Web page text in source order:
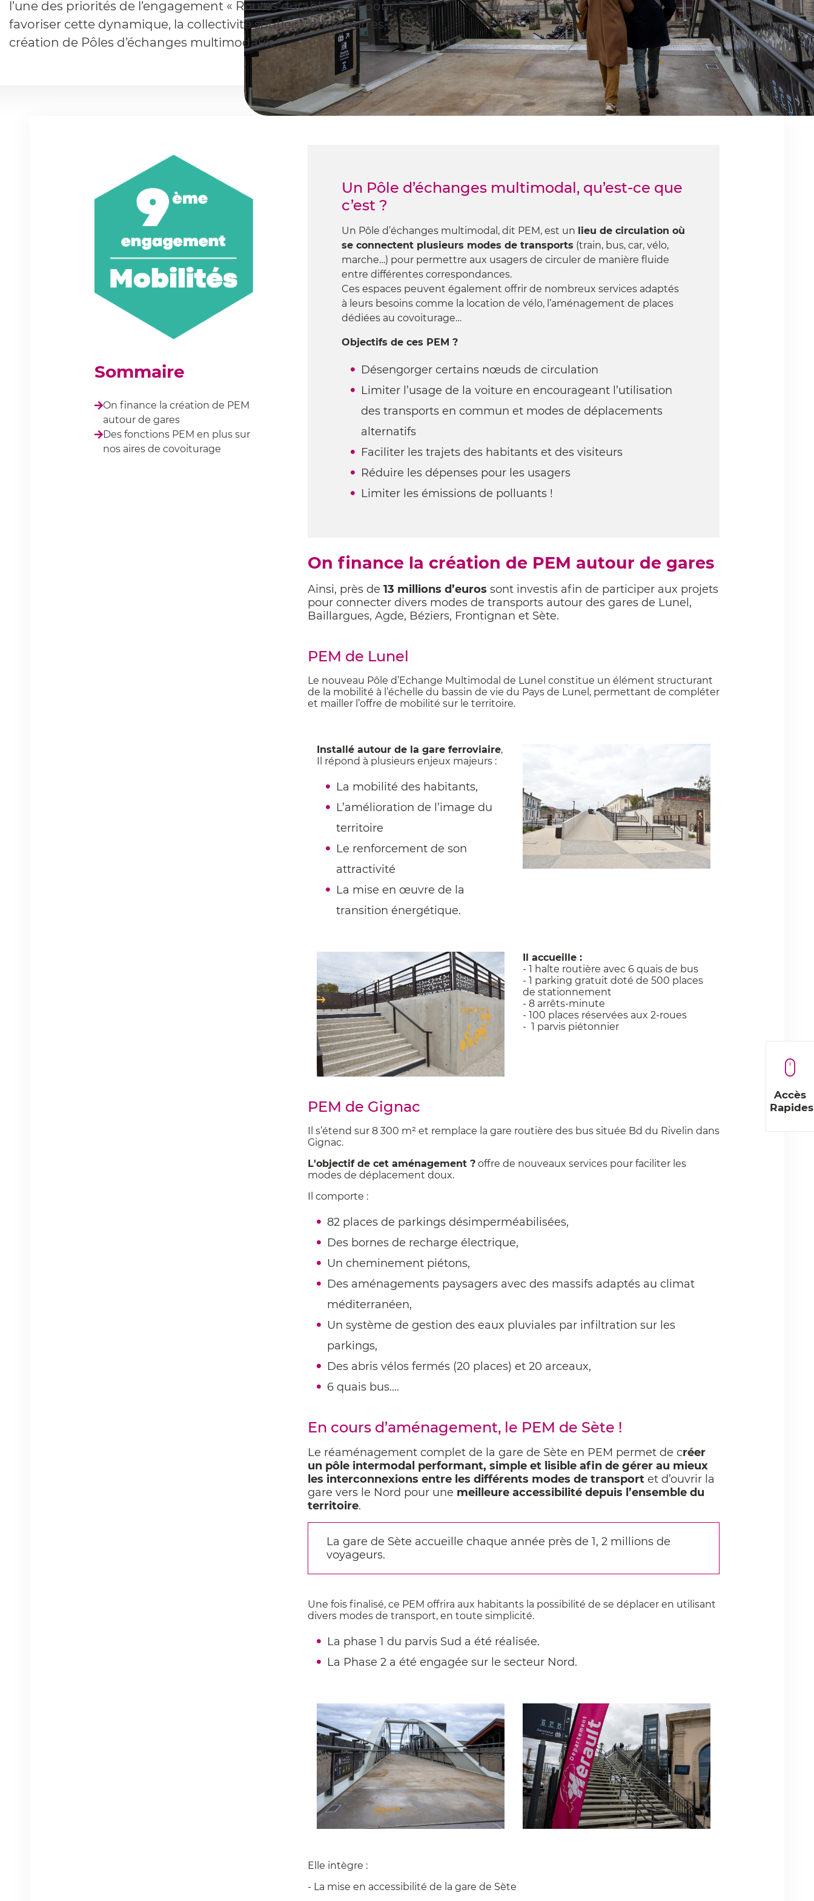
Accès
Rapides
l’une des priorités de l’engagement « Routes durables ». Et pour
favoriser cette dynamique, la collectivité soutient, entre autres, la
création de Pôles d’échanges multimodaux.
Sommaire
On finance la création de PEM
autour de gares
Des fonctions PEM en plus sur
nos aires de covoiturage
Un Pôle d’échanges multimodal, qu’est-ce que
c’est ?
Un Pôle d’échanges multimodal, dit PEM, est un lieu de circulation où
se connectent plusieurs modes de transports (train, bus, car, vélo,
marche…) pour permettre aux usagers de circuler de manière fluide
entre différentes correspondances.
Ces espaces peuvent également offrir de nombreux services adaptés
à leurs besoins comme la location de vélo, l’aménagement de places
dédiées au covoiturage…
Objectifs de ces PEM ?
Désengorger certains nœuds de circulation
Limiter l’usage de la voiture en encourageant l’utilisation
des transports en commun et modes de déplacements
alternatifs
Faciliter les trajets des habitants et des visiteurs
Réduire les dépenses pour les usagers
Limiter les émissions de polluants !
On finance la création de PEM autour de gares
Ainsi, près de 13 millions d’euros sont investis afin de participer aux projets
pour connecter divers modes de transports autour des gares de Lunel,
Baillargues, Agde, Béziers, Frontignan et Sète.
PEM de Lunel
Le nouveau Pôle d’Echange Multimodal de Lunel constitue un élément structurant
de la mobilité à l’échelle du bassin de vie du Pays de Lunel, permettant de compléter
et mailler l’offre de mobilité sur le territoire.
Installé autour de la gare ferroviaire,
Il répond à plusieurs enjeux majeurs :
La mobilité des habitants,
L’amélioration de l’image du
territoire
Le renforcement de son
attractivité
La mise en œuvre de la
transition énergétique.
Il accueille :
- 1 halte routière avec 6 quais de bus
- 1 parking gratuit doté de 500 places
de stationnement
- 8 arrêts-minute
- 100 places réservées aux 2-roues
- 1 parvis piétonnier
PEM de Gignac
Il s’étend sur 8 300 m² et remplace la gare routière des bus située Bd du Rivelin dans
Gignac.
L'objectif de cet aménagement ?offre de nouveaux services pour faciliter les
modes de déplacement doux.
Il comporte :
82 places de parkings désimperméabilisées,
Des bornes de recharge électrique,
Un cheminement piétons,
Des aménagements paysagers avec des massifs adaptés au climat
méditerranéen,
Un système de gestion des eaux pluviales par infiltration sur les
parkings,
Des abris vélos fermés (20 places) et 20 arceaux,
6 quais bus....
En cours d’aménagement, le PEM de Sète !
Le réaménagement complet de la gare de Sète en PEM permet de créer
un pôle intermodal performant, simple et lisible afin de gérer au mieux
les interconnexions entre les différents modes de transportet d’ouvrir la
gare vers le Nord pour une meilleure accessibilité depuis l’ensemble du
territoire.
La gare de Sète accueille chaque année près de 1, 2 millions de
voyageurs.
Une fois finalisé, ce PEM offrira aux habitants la possibilité de se déplacer en utilisant
divers modes de transport, en toute simplicité.
La phase 1 du parvis Sud a été réalisée.
La Phase 2 a été engagée sur le secteur Nord.
Elle intègre :
- La mise en accessibilité de la gare de Sète